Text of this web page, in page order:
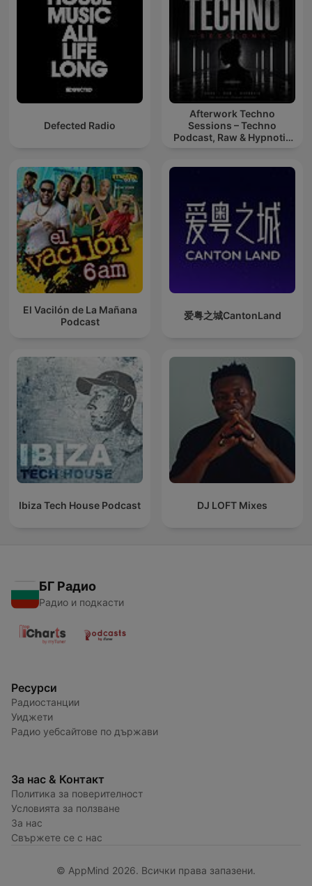
Defected Radio
Afterwork Techno
Sessions – Techno
Podcast, Raw & Hypnotic
El Vacilón de La Mañana
Podcast
爱粤之城CantonLand
Ibiza Tech House Podcast DJ LOFT Mixes
БГ Радио
Радио и подкасти
Ресурси
Радиостанции
Уиджети
Радио уебсайтове по държави
За нас & Контакт
Политика за поверителност
Условията за ползване
За нас
Свържете се с нас
© AppMind 2026. Всички права запазени.